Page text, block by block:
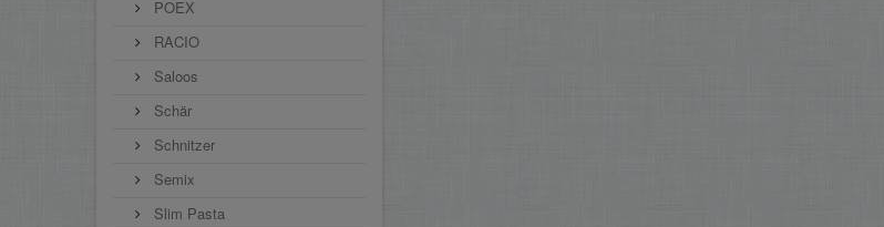
POEX
RACIO
Saloos
Schär
Schnitzer
Semix
Slim Pasta